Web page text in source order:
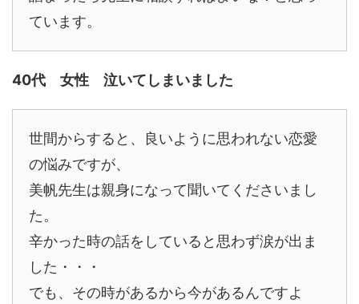
ています。
40代 女性 泣いてしまいました
世間からすると、良いように思われない恋愛
の悩みですが、
美帆先生は親身になって聞いてくださいまし
た。
辛かった時の話をしていると思わず涙が出ま
した・・・
でも、その時があるから今があるんですよ